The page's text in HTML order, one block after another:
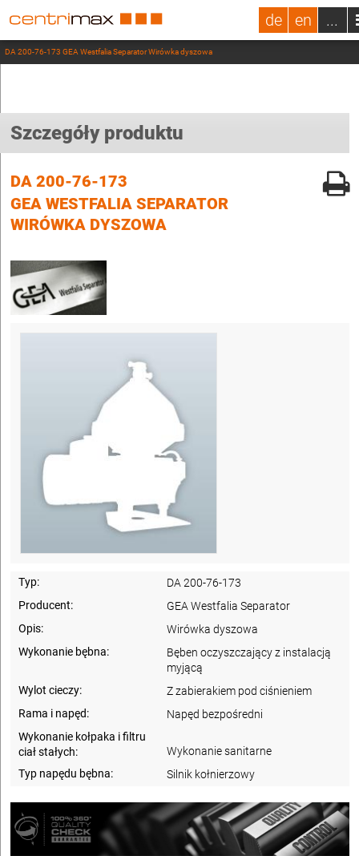
de en ...
DA 200-76-173 GEA Westfalia Separator Wirówka dyszowa
Szczegóły produktu
DA 200-76-173
GEA WESTFALIA SEPARATOR
WIRÓWKA DYSZOWA
Typ:
DA 200-76-173
Producent:
GEA Westfalia Separator
Opis:
Wirówka dyszowa
Wykonanie bębna:
Bęben oczyszczający z instalacją
myjącą
Wylot cieczy:
Z zabierakiem pod ciśnieniem
Rama i napęd:
Napęd bezpośredni
Wykonanie kołpaka i filtru
ciał stałych:
Wykonanie sanitarne
Typ napędu bębna:
Silnik kołnierzowy